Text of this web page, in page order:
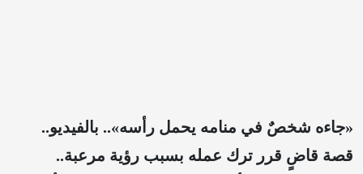
«جاءه شخصٌ في منامه يحمل رأسه».. بالفيديو..
قصة قاضٍ قرر ترك عمله بسبب رؤية مرعبة..